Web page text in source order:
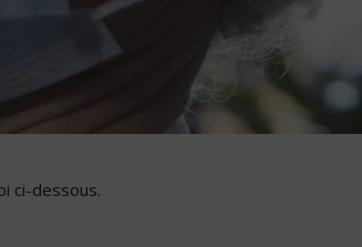
ci-dessous.